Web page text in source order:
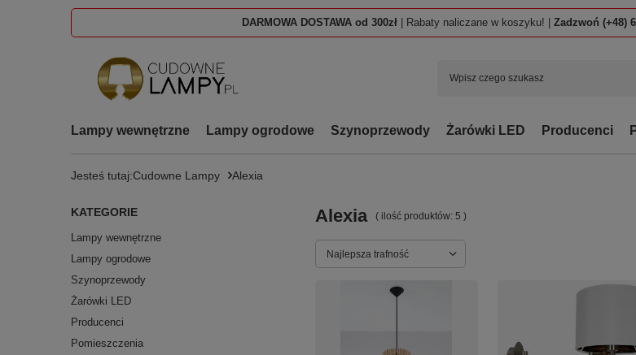
DARMOWA DOSTAWA od 300zł | Rabaty naliczane w koszyku! | Zadzwoń (+48)
Lampy wewnętrzne Lampy ogrodowe Szynoprzewody Żarówki LED Producenci
Jesteś tutaj:Cudowne Lampy Alexia
KATEGORIE
Lampy wewnętrzne
Lampy ogrodowe
Szynoprzewody
Żarówki LED
Producenci
Pomieszczenia
Alexia ( ilość produktów: 5 )
Zmień sortowanie
Najlepsza trafność